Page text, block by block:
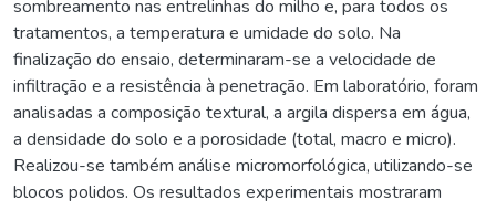
sombreamento nas entrelinhas do milho e, para todos os
tratamentos, a temperatura e umidade do solo. Na
finalização do ensaio, determinaram-se a velocidade de
infiltração e a resistência à penetração. Em laboratório, foram
analisadas a composição textural, a argila dispersa em água,
a densidade do solo e a porosidade (total, macro e micro).
Realizou-se também análise micromorfológica, utilizando-se
blocos polidos. Os resultados experimentais mostraram